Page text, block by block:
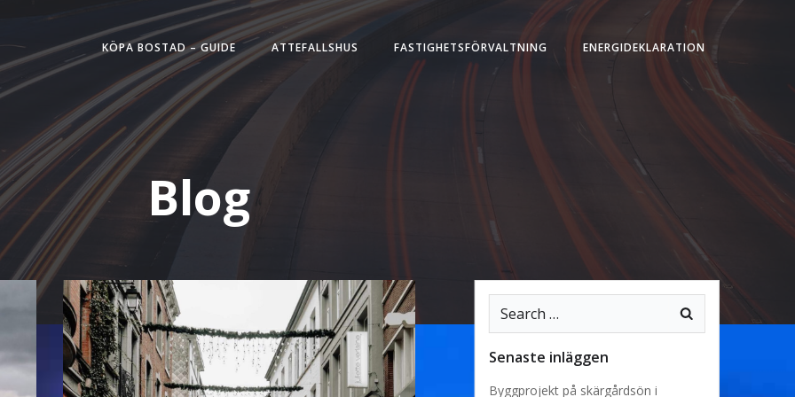
KÖPA BOSTAD – GUIDE ATTEFALLSHUS FASTIGHETSFÖRVALTNING ENERGIDEKLARATION
Blog
Search
Senaste inläggen
Byggprojekt på skärgårdsön i